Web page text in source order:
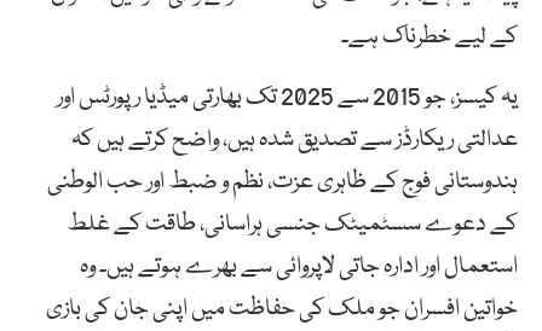
کے لیے خطرناک ہے۔
یہ کیسز، جو 2015 سے 2025 تک بھارتی میڈیا رپورٹس اور
عدالتی ریکارڈز سے تصدیق شدہ ہیں، واضح کرتے ہیں کہ
ہندوستانی فوج کے ظاہری عزت، نظم و ضبط اور حب الوطنی
کے دعوے سسٹمیٹک جنسی ہراسانی، طاقت کے غلط
استعمال اور ادارہ جاتی لاپروائی سے بھرے ہوتے ہیں۔ وہ
خواتین افسران جو ملک کی حفاظت میں اپنی جان کی بازی